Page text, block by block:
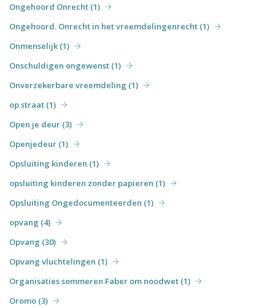
Ongehoord Onrecht (1)
Ongehoord. Onrecht in het vreemdelingenrecht (1)
Onmenselijk (1)
Onschuldigen ongewenst (1)
Onverzekerbare vreemdeling (1)
op straat (1)
Open je deur (3)
Openjedeur (1)
Opsluiting kinderen (1)
opsluiting kinderen zonder papieren (1)
Opsluiting Ongedocumenteerden (1)
opvang (4)
Opvang (30)
Opvang vluchtelingen (1)
Organisaties sommeren Faber om noodwet (1)
Oromo (3)